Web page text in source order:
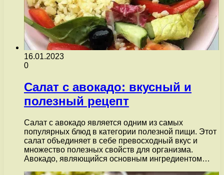
16.01.2023
0
Салат с авокадо: вкусный и
полезный рецепт
Салат с авокадо является одним из самых
популярных блюд в категории полезной пищи. Этот
салат объединяет в себе превосходный вкус и
множество полезных свойств для организма.
Авокадо, являющийся основным ингредиентом…